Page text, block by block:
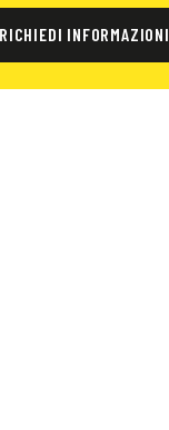
RICHIEDI INFORMAZIONI